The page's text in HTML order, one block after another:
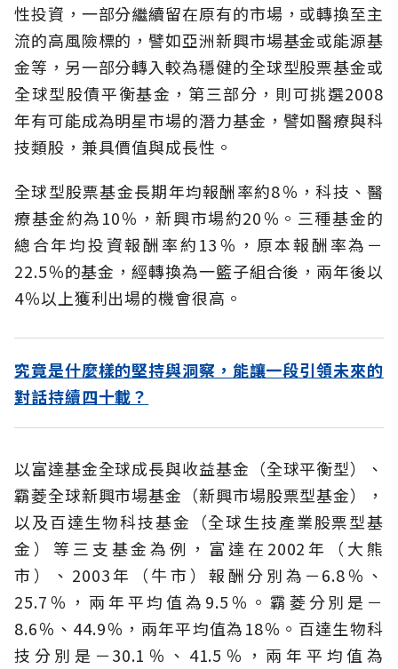
性投資，一部分繼續留在原有的市場，或轉換至主
流的高風險標的，譬如亞洲新興市場基金或能源基
金等，另一部分轉入較為穩健的全球型股票基金或
全球型股債平衡基金，第三部分，則可挑選2008
年有可能成為明星市場的潛力基金，譬如醫療與科
技類股，兼具價值與成長性。
全球型股票基金長期年均報酬率約8％，科技、醫
療基金約為10％，新興市場約20％。三種基金的
總合年均投資報酬率約13％，原本報酬率為－
22.5％的基金，經轉換為一籃子組合後，兩年後以
4％以上獲利出場的機會很高。
究竟是什麼樣的堅持與洞察，能讓一段引領未來的
對話持續四十載？
以富達基金全球成長與收益基金（全球平衡型）、
霸菱全球新興市場基金（新興市場股票型基金），
以及百達生物科技基金（全球生技產業股票型基
金）等三支基金為例，富達在2002年（大熊
市）、2003年（牛市）報酬分別為－6.8％、
25.7％，兩年平均值為9.5％。霸菱分別是－
8.6％、44.9％，兩年平均值為18％。百達生物科
技分別是－30.1％、41.5％，兩年平均值為